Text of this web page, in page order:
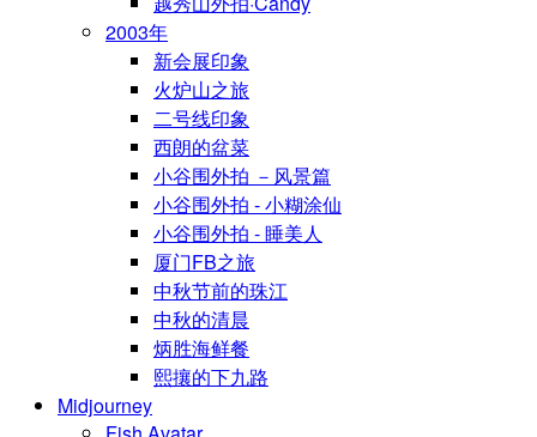
2003年
新会展印象
火炉山之旅
二号线印象
西朗的盆菜
小谷围外拍 －风景篇
小谷围外拍 - 小糊涂仙
小谷围外拍 - 睡美人
厦门FB之旅
中秋节前的珠江
中秋的清晨
炳胜海鲜餐
熙攘的下九路
Midjourney